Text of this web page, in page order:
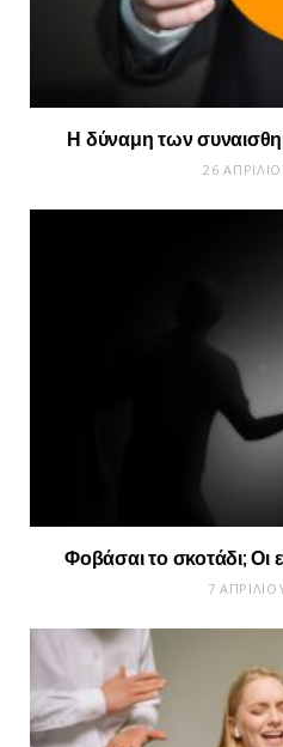
Η δύναμη των
26
Φοβάσαι το σκοτάδι; Οι
7